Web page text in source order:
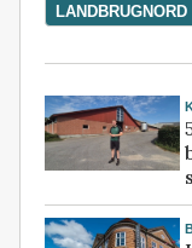
LANDBRUGNORD